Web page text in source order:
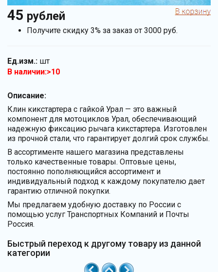
45 рублей
Получите скидку 3% за заказ от 3000 руб.
Ед.изм.: шт
В наличии:>10
Описание:
Клин кикстартера с гайкой Урал — это важный
компонент для мотоциклов Урал, обеспечивающий
надежную фиксацию рычага кикстартера. Изготовлен
из прочной стали, что гарантирует долгий срок службы.
В ассортименте нашего магазина представлены
только качественные товары. Оптовые цены,
постоянно пополняющийся ассортимент и
индивидуальный подход к каждому покупателю дает
гарантию отличной покупки.
Мы предлагаем удобную доставку по России с
помощью услуг Транспортных Компаний и Почты
Россия.
Быстрый переход к другому товару из данной
категории